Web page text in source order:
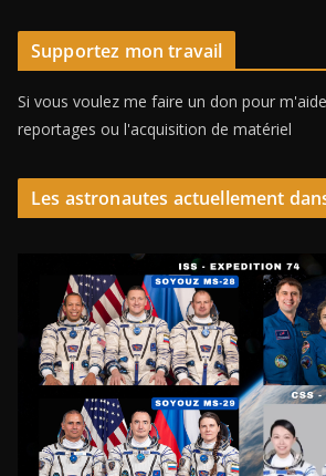
Supportez mon travail
Si vous voulez me faire un don pour
reportages ou l'acquisition de matériel
Les astronautes actuellement